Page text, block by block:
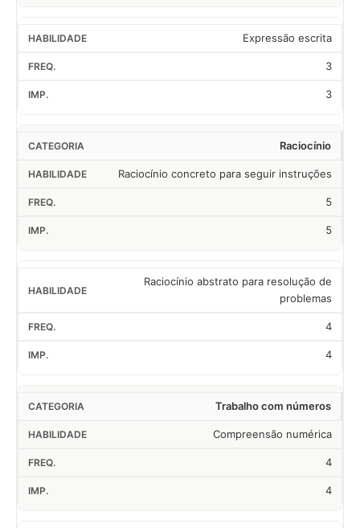
Expressão escrita
3
3
Raciocínio
Raciocínio concreto para seguir instruções
5
5
Raciocínio abstrato para resolução de
problemas
4
4
Trabalho com números
Compreensão numérica
4
4